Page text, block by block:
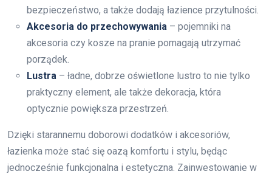
bezpieczeństwo, a także dodają łazience przytulności.
Akcesoria do przechowywania – pojemniki na
akcesoria czy kosze na pranie pomagają utrzymać
porządek.
Lustra – ładne, dobrze oświetlone lustro to nie tylko
praktyczny element, ale także dekoracja, która
optycznie powiększa przestrzeń.
Dzięki starannemu doborowi dodatków i akcesoriów,
łazienka może stać się oazą komfortu i stylu, będąc
jednocześnie funkcjonalna i estetyczna. Zainwestowanie w